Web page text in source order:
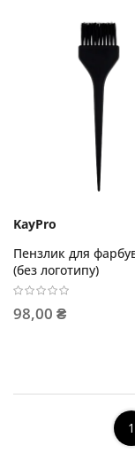
KayPro
Пензлик для
(без логотипу)
98,00 ₴
1